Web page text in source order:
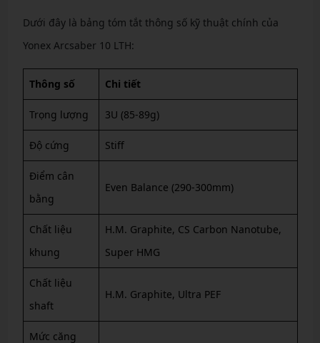
Dưới đây là bảng tóm tắt thông số kỹ thuật chính của
Yonex Arcsaber 10 LTH:
Thông số Chi tiết
Trọng lượng 3U (85-89g)
Độ cứng Stiff
Điểm cân
bằng
Even Balance (290-300mm)
Chất liệu
khung
H.M. Graphite, CS Carbon Nanotube,
Super HMG
Chất liệu
shaft
H.M. Graphite, Ultra PEF
Mức căng